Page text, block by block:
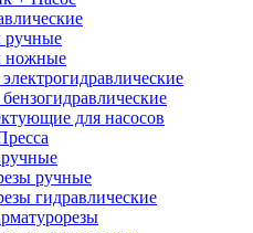
ручные
ножные
для насосов
ручные
гидравлические